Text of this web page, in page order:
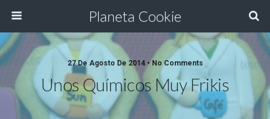
Planeta Cookie
27 De Agosto De 2014 • No Comments
Unos Químicos Muy Frikis